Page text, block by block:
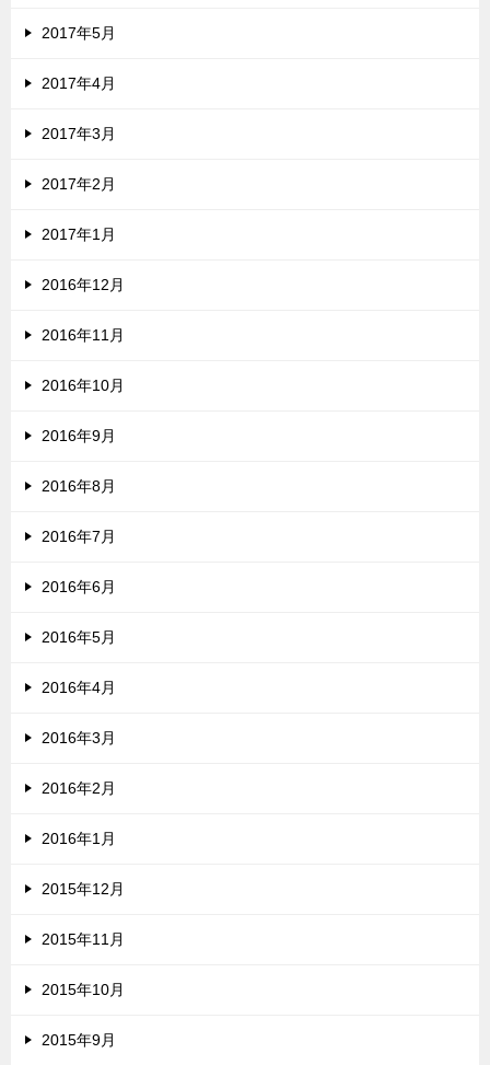
2017年5月
2017年4月
2017年3月
2017年2月
2017年1月
2016年12月
2016年11月
2016年10月
2016年9月
2016年8月
2016年7月
2016年6月
2016年5月
2016年4月
2016年3月
2016年2月
2016年1月
2015年12月
2015年11月
2015年10月
2015年9月